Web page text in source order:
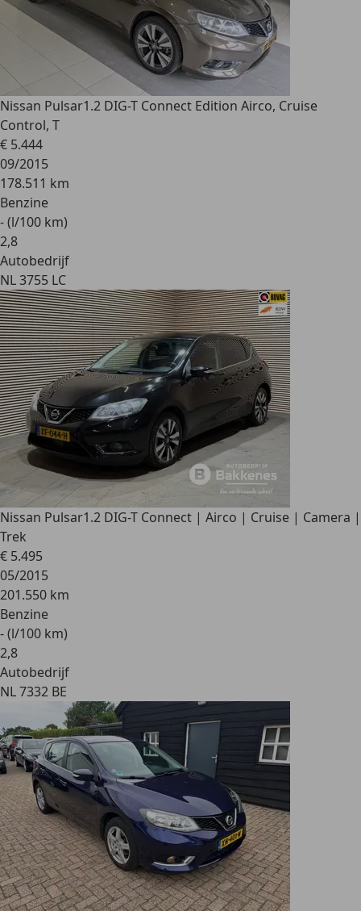
Nissan Pulsar1.2 DIG-T Connect Edition Airco, Cruise
Control, T
€ 5.444
09/2015
178.511 km
Benzine
- (l/100 km)
2,8
Autobedrijf
NL 3755 LC
Nissan Pulsar1.2 DIG-T Connect | Airco | Cruise | Camera |
Trek
€ 5.495
05/2015
201.550 km
Benzine
- (l/100 km)
2,8
Autobedrijf
NL 7332 BE